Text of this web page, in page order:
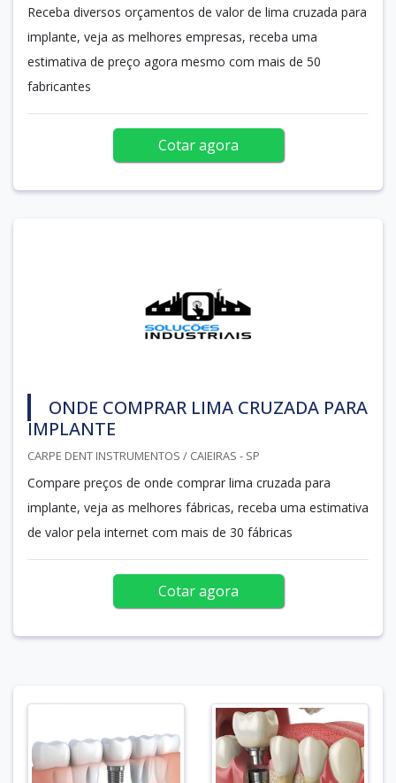
Receba diversos orçamentos de valor de lima cruzada para
implante, veja as melhores empresas, receba uma
estimativa de preço agora mesmo com mais de 50
fabricantes
Cotar agora
ONDE COMPRAR LIMA CRUZADA PARA
IMPLANTE
CARPE DENT INSTRUMENTOS / CAIEIRAS - SP
Compare preços de onde comprar lima cruzada para
implante, veja as melhores fábricas, receba uma estimativa
de valor pela internet com mais de 30 fábricas
Cotar agora